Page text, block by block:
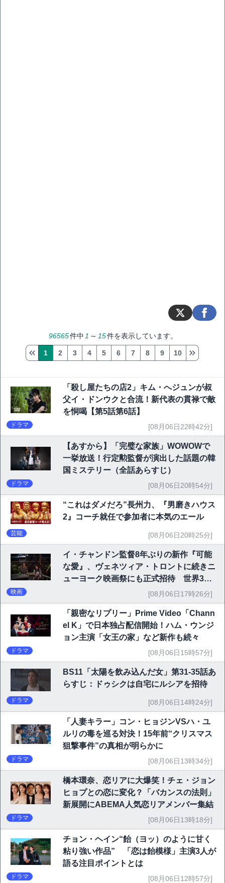
96565件中 1 ～ 15件を表示しています。
1 2 3 4 5 6 7 8 9 10
「殺し屋たちの店2」キム・へジュンが叔
父イ・ドンウクと合流！新代表の貫禄で敵
を恫喝【第5話第6話】
ドラマ [08月06日22時42分]
【あすから】「完璧な家族」WOWOWで
一挙放送！行定勲監督が演出した話題の韓
国ミステリー（全話あらすじ）
ドラマ [08月06日20時54分]
“これはダメだろ”長州力、『男磨きハウス
2』コーチ就任で参加者に本気のエール
芸能 [08月06日20時25分]
イ・チャンドン監督8年ぶりの新作『可能
な愛』、ヴェネツィア・トロントに続きニ
ューヨーク映画祭にも正式招待 世界3大
映画祭で快挙｜Netflix映画
映画 [08月06日17時26分]
「親密なリプリー」Prime Video「Chann
el K」で日本独占配信開始！ハム・ウンジ
ョン主演「女王の家」など新作も続々
ドラマ [08月06日15時57分]
BS11「太陽を飲み込んだ女」第31-35話あ
らすじ：ドゥシクは自宅にルシアを招待
ドラマ [08月06日14時24分]
「人妻キラー」コン・ヒョジンVSハ・ユ
ルリの毒を巡る対決！15年前“クリスマス
狙撃事件”の真相が明らかに
ドラマ [08月06日13時34分]
橋本環奈、恋リアに大爆笑！チェ・ジョン
ヒョプとの恋に変化？「バカンスの法則」
新展開にABEMA人気恋リアメンバー集結
ドラマ [08月06日13時18分]
チョン・ヘイン“飴（ヨッ）のように甘く
粘り強い作品” 「恋は飴模様」主演3人が
語る注目ポイントとは
ドラマ [08月06日12時57分]